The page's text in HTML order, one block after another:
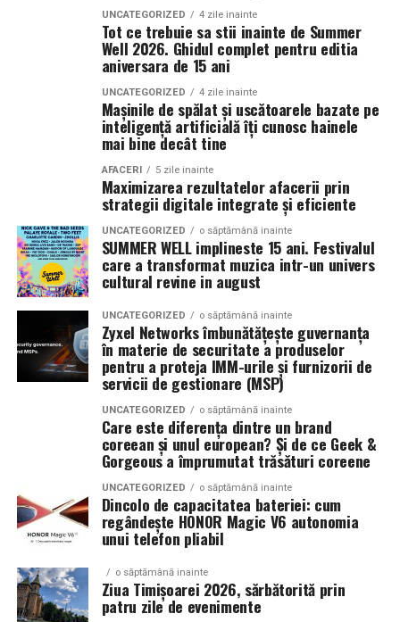
UNCATEGORIZED 4 zile inainte
Tot ce trebuie sa stii inainte de Summer
Well 2026. Ghidul complet pentru editia
aniversara de 15 ani
UNCATEGORIZED 4 zile inainte
Mașinile de spălat și uscătoarele bazate pe
inteligență artificială îți cunosc hainele
mai bine decât tine
AFACERI 5 zile inainte
Maximizarea rezultatelor afacerii prin
strategii digitale integrate și eficiente
UNCATEGORIZED o săptămână inainte
SUMMER WELL implineste 15 ani. Festivalul
care a transformat muzica intr-un univers
cultural revine in august
UNCATEGORIZED o săptămână inainte
Zyxel Networks îmbunătățește guvernanța
în materie de securitate a produselor
pentru a proteja IMM-urile și furnizorii de
servicii de gestionare (MSP)
UNCATEGORIZED o săptămână inainte
Care este diferența dintre un brand
coreean și unul european? Și de ce Geek &
Gorgeous a împrumutat trăsături coreene
UNCATEGORIZED o săptămână inainte
Dincolo de capacitatea bateriei: cum
regândește HONOR Magic V6 autonomia
unui telefon pliabil
o săptămână inainte
Ziua Timișoarei 2026, sărbătorită prin
patru zile de evenimente